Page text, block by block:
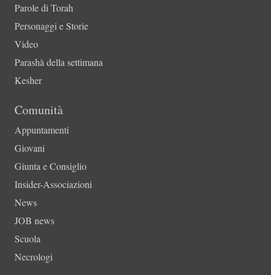
Parole di Torah
Personaggi e Storie
Video
Parashà della settimana
Kesher
Comunità
Appuntamenti
Giovani
Giunta e Consiglio
Insider-Associazioni
News
JOB news
Scuola
Necrologi